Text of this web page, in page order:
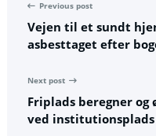
Previous post
Vejen til et sundt
asbesttaget efter
Next post
Friplads beregner
ved institutionsplads